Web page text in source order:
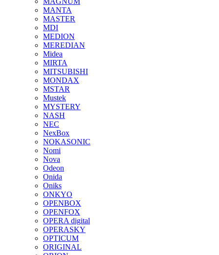
MANTA
MASTER
MDI
MEDION
MEREDIAN
Midea
MIRTA
MITSUBISHI
MONDAX
MSTAR
Mustek
MYSTERY
NASH
NEC
NexBox
NOKASONIC
Nomi
Nova
Odeon
Onida
Oniks
ONKYO
OPENBOX
OPENFOX
OPERA digital
OPERASKY
OPTICUM
ORIGINAL